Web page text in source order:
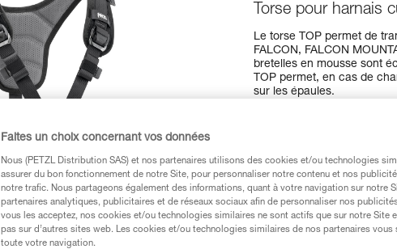
Torse pour harnais
Le torse TOP permet de
FALCON, FALCON
bretelles en mousse sont
TOP permet, en cas de
sur les épaules.
Faites un choix concernant vos données
Nous (PETZL Distribution SAS) et nos partenaires utilisons des cookies et/ou technologies
assurer du bon fonctionnement de notre Site, pour personnaliser notre contenu et nos
notre trafic. Nous partageons également des informations, quant à votre navigation sur notre
partenaires analytiques, publicitaires et de réseaux sociaux afin de personnaliser nos
vous les acceptez, nos cookies et/ou technologies similaires ne sont actifs que sur notre Site
pas sur d’autres sites web. Les cookies et/ou technologies similaires de nos partenaires vous
toute votre navigation.